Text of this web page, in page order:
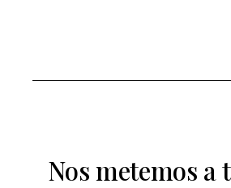
Nos metemos a